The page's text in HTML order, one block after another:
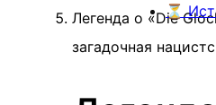
⏳
Легенда о «Die
загадочная